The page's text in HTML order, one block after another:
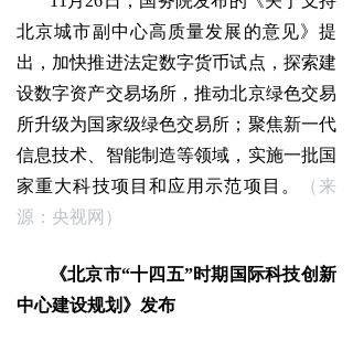
北京城市副中心高质量发展的意见》提
出，加快推进法定数字货币试点，探索建
设数字资产交易场所，推动北京绿色交易
所升级为国家级绿色交易所；聚焦新一代
信息技术、智能制造等领域，实施一批国
家重大科技项目和应用示范项目。
（来
源：央视网）
《北京市“十四五”时期国际科技创新
中心建设规划》发布